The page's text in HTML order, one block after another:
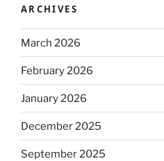
ARCHIVES
March 2026
February 2026
January 2026
December 2025
September 2025